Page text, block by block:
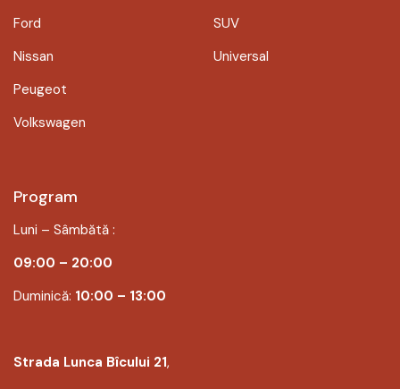
Ford
Nissan
Peugeot
Volkswagen
SUV
Universal
Program
Luni – Sâmbătă :
09:00 – 20:00
Duminică: 10:00 – 13:00
Strada Lunca Bîcului 21,